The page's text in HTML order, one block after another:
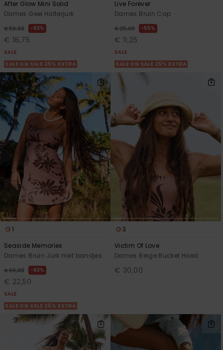
After Glow Mini Solid
Dames Geel Halterjurk
€ 50,00 63%
€ 18,75
SALE
SALE ON SALE 25% EXTRA
Live Forever
Dames Bruin Cap
€ 25,00 55%
€ 11,25
SALE
SALE ON SALE 25% EXTRA
1
Seaside Memories
Dames Bruin Jurk met bandjes
€ 60,00 63%
€ 22,50
SALE
SALE ON SALE 25% EXTRA
3
Victim Of Love
Dames Beige Bucket Hoed
€ 30,00